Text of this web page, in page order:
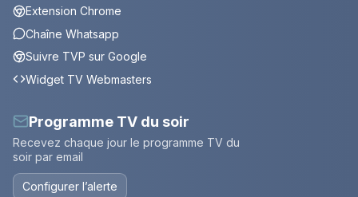
Extension Chrome
Chaîne Whatsapp
Suivre TVP sur Google
Widget TV Webmasters
Programme TV du soir
Recevez chaque jour le programme TV du
soir par email
Configurer l’alerte